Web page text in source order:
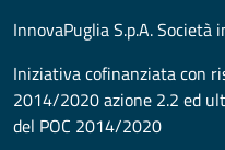
InnovaPuglia S.p.A. Società
Iniziativa cofinanziata con
2014/2020 azione 2.2 ed
del POC 2014/2020